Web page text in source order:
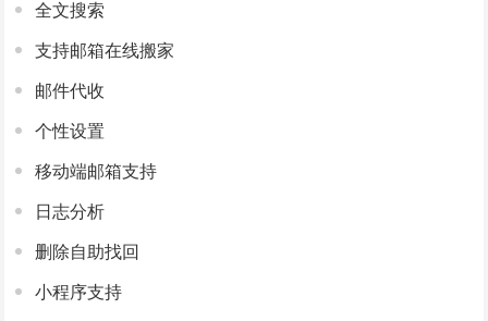
全文搜索
支持邮箱在线搬家
邮件代收
个性设置
移动端邮箱支持
日志分析
删除自助找回
小程序支持